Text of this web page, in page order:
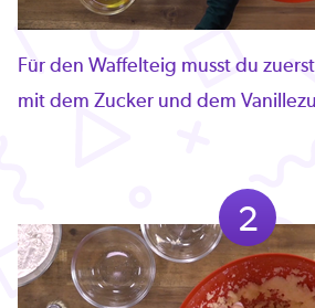
Für den Waffelteig musst du
mit dem Zucker und dem
2